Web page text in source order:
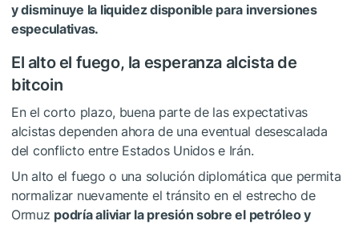
y disminuye la liquidez disponible para inversiones
especulativas.
El alto el fuego, la esperanza alcista de
bitcoin
En el corto plazo, buena parte de las expectativas
alcistas dependen ahora de una eventual desescalada
del conflicto entre Estados Unidos e Irán.
Un alto el fuego o una solución diplomática que permita
normalizar nuevamente el tránsito en el estrecho de
Ormuz podría aliviar la presión sobre el petróleo y